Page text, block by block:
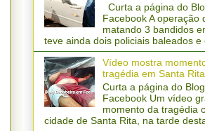
Curta a página do
Facebook A operação
matando 3 bandidos
teve ainda dois policiais baleados e
Vídeo mostra
tragédia em Santa Rita
Curta a página do
Facebook Um vídeo
momento da tragédia
cidade de Santa Rita, na tarde